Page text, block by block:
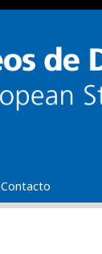
Contacto